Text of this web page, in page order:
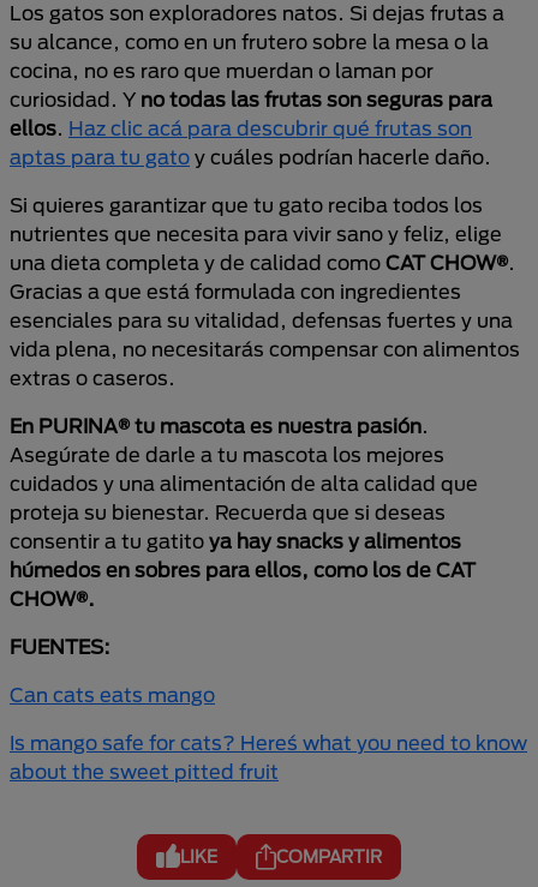
Los gatos son exploradores natos. Si dejas frutas a
su alcance, como en un frutero sobre la mesa o la
cocina, no es raro que muerdan o laman por
curiosidad. Y no todas las frutas son seguras para
ellos. Haz clic acá para descubrir qué frutas son
aptas para tu gato y cuáles podrían hacerle daño.
Si quieres garantizar que tu gato reciba todos los
nutrientes que necesita para vivir sano y feliz, elige
una dieta completa y de calidad como CAT CHOW®.
Gracias a que está formulada con ingredientes
esenciales para su vitalidad, defensas fuertes y una
vida plena, no necesitarás compensar con alimentos
extras o caseros.
En PURINA® tu mascota es nuestra pasión.
Asegúrate de darle a tu mascota los mejores
cuidados y una alimentación de alta calidad que
proteja su bienestar. Recuerda que si deseas
consentir a tu gatito ya hay snacks y alimentos
húmedos en sobres para ellos, como los de CAT
CHOW®.
FUENTES:
Can cats eats mango
Is mango safe for cats? Here´s what you need to know
about the sweet pitted fruit
LIKE COMPARTIR